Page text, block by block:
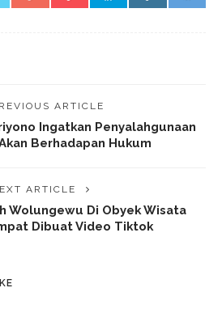
ARTICLE
Ingatkan Penyalahgunaan
Berhadapan Hukum
ARTICLE
Wolungewu Di Obyek Wisata
Dibuat Video Tiktok